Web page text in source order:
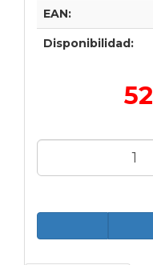
EAN:
Disponibilidad: